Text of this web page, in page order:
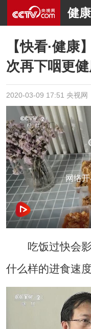
健康
【快看·健
次再下咽更健
2020-03-09 17:51 央视网
网络
吃饭过快会影
什么样的进食速